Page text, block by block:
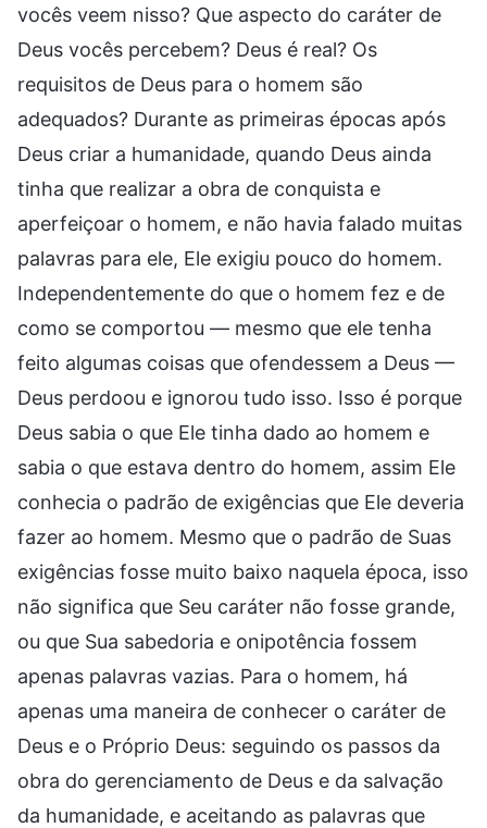
vocês veem nisso? Que aspecto do caráter de
Deus vocês percebem? Deus é real? Os
requisitos de Deus para o homem são
adequados? Durante as primeiras épocas após
Deus criar a humanidade, quando Deus ainda
tinha que realizar a obra de conquista e
aperfeiçoar o homem, e não havia falado muitas
palavras para ele, Ele exigiu pouco do homem.
Independentemente do que o homem fez e de
como se comportou — mesmo que ele tenha
feito algumas coisas que ofendessem a Deus —
Deus perdoou e ignorou tudo isso. Isso é porque
Deus sabia o que Ele tinha dado ao homem e
sabia o que estava dentro do homem, assim Ele
conhecia o padrão de exigências que Ele deveria
fazer ao homem. Mesmo que o padrão de Suas
exigências fosse muito baixo naquela época, isso
não significa que Seu caráter não fosse grande,
ou que Sua sabedoria e onipotência fossem
apenas palavras vazias. Para o homem, há
apenas uma maneira de conhecer o caráter de
Deus e o Próprio Deus: seguindo os passos da
obra do gerenciamento de Deus e da salvação
da humanidade, e aceitando as palavras que